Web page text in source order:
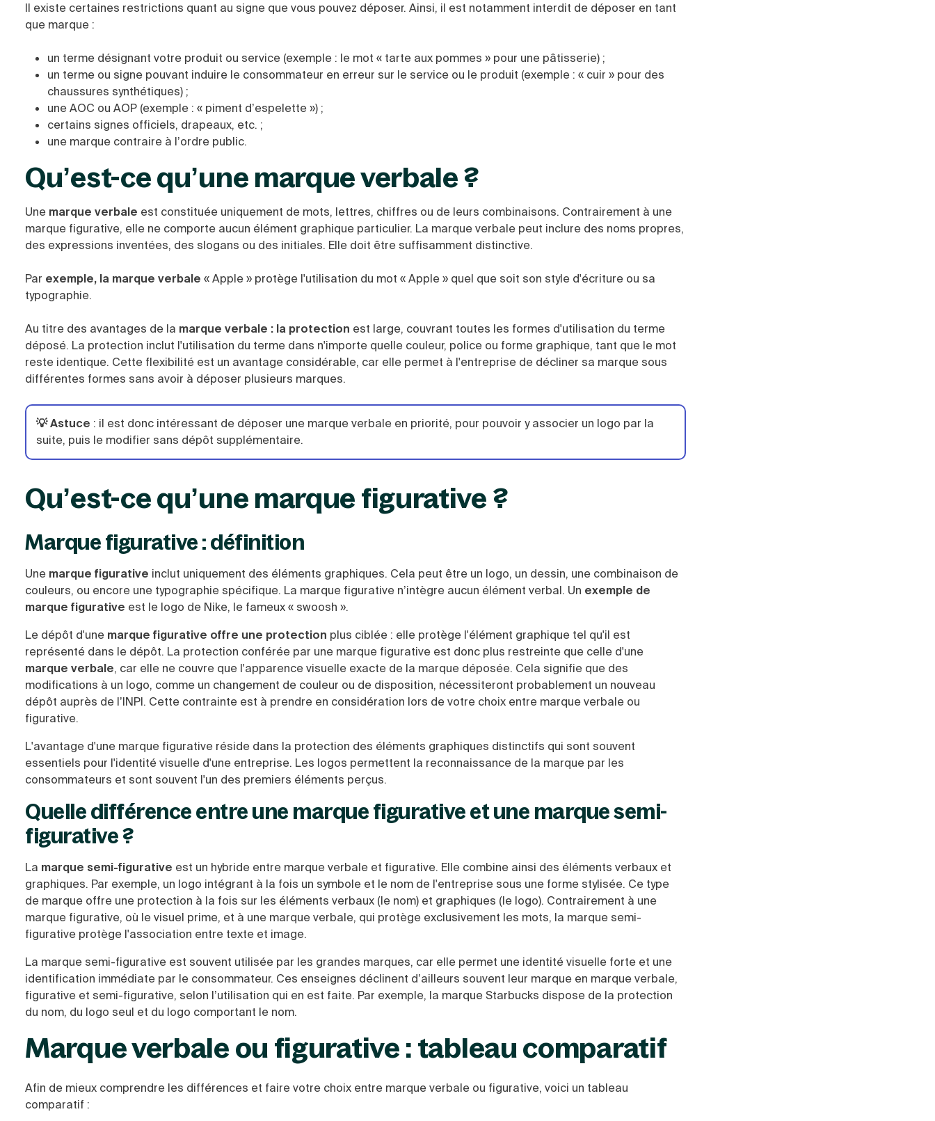
Il existe certaines restrictions quant au signe que vous pouvez déposer. Ainsi, il est notamment interdit de déposer en tant
que marque :
un terme désignant votre produit ou service (exemple : le mot « tarte aux pommes » pour une pâtisserie) ;
un terme ou signe pouvant induire le consommateur en erreur sur le service ou le produit (exemple : « cuir » pour des
chaussures synthétiques) ;
une AOC ou AOP (exemple : « piment d’espelette ») ;
certains signes officiels, drapeaux, etc. ;
une marque contraire à l’ordre public.
Qu’est-ce qu’une marque verbale ?
Une marque verbale est constituée uniquement de mots, lettres, chiffres ou de leurs combinaisons. Contrairement à une
marque figurative, elle ne comporte aucun élément graphique particulier. La marque verbale peut inclure des noms propres,
des expressions inventées, des slogans ou des initiales. Elle doit être suffisamment distinctive.
Par exemple, la marque verbale « Apple » protège l'utilisation du mot « Apple » quel que soit son style d'écriture ou sa
typographie.
Au titre des avantages de la marque verbale : la protection est large, couvrant toutes les formes d'utilisation du terme
déposé. La protection inclut l'utilisation du terme dans n'importe quelle couleur, police ou forme graphique, tant que le mot
reste identique. Cette flexibilité est un avantage considérable, car elle permet à l'entreprise de décliner sa marque sous
différentes formes sans avoir à déposer plusieurs marques.
💡 Astuce : il est donc intéressant de déposer une marque verbale en priorité, pour pouvoir y associer un logo par la
suite, puis le modifier sans dépôt supplémentaire.
Qu’est-ce qu’une marque figurative ?
Marque figurative : définition
Une marque figurative inclut uniquement des éléments graphiques. Cela peut être un logo, un dessin, une combinaison de
couleurs, ou encore une typographie spécifique. La marque figurative n’intègre aucun élément verbal. Un exemple de
marque figurative est le logo de Nike, le fameux « swoosh ».
Le dépôt d'une marque figurative offre une protection plus ciblée : elle protège l'élément graphique tel qu'il est
représenté dans le dépôt. La protection conférée par une marque figurative est donc plus restreinte que celle d'une
marque verbale, car elle ne couvre que l'apparence visuelle exacte de la marque déposée. Cela signifie que des
modifications à un logo, comme un changement de couleur ou de disposition, nécessiteront probablement un nouveau
dépôt auprès de l’INPI. Cette contrainte est à prendre en considération lors de votre choix entre marque verbale ou
figurative.
L'avantage d'une marque figurative réside dans la protection des éléments graphiques distinctifs qui sont souvent
essentiels pour l'identité visuelle d'une entreprise. Les logos permettent la reconnaissance de la marque par les
consommateurs et sont souvent l'un des premiers éléments perçus.
Quelle différence entre une marque figurative et une marque semi-
figurative ?
La marque semi-figurative est un hybride entre marque verbale et figurative. Elle combine ainsi des éléments verbaux et
graphiques. Par exemple, un logo intégrant à la fois un symbole et le nom de l'entreprise sous une forme stylisée. Ce type
de marque offre une protection à la fois sur les éléments verbaux (le nom) et graphiques (le logo). Contrairement à une
marque figurative, où le visuel prime, et à une marque verbale, qui protège exclusivement les mots, la marque semi-
figurative protège l'association entre texte et image.
La marque semi-figurative est souvent utilisée par les grandes marques, car elle permet une identité visuelle forte et une
identification immédiate par le consommateur. Ces enseignes déclinent d’ailleurs souvent leur marque en marque verbale,
figurative et semi-figurative, selon l’utilisation qui en est faite. Par exemple, la marque Starbucks dispose de la protection
du nom, du logo seul et du logo comportant le nom.
Marque verbale ou figurative : tableau comparatif
Afin de mieux comprendre les différences et faire votre choix entre marque verbale ou figurative, voici un tableau
comparatif :